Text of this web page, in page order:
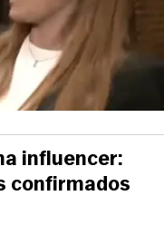
influencer:
confirmados